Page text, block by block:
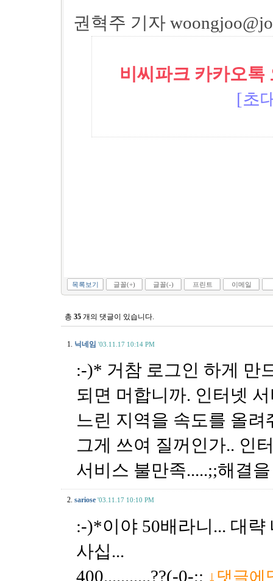
권혁주 기자
비씨파크 카카오톡
[초
목록보기 글꼴(+) 글꼴(-) 프린트 이메일
총 35 개의 댓글이 있습니다.
1. 닉네임 '03.11.17 10:14 PM
:-)* 거참 로그인 하게 만
되면 머합니까. 인터넷
느린 지역을 속도를 올려
그게 쓰여 질꺼인가.. 인
서비스 불만족.....;;해결
2. sariose '03.11.17 10:10 PM
:-)*이야 50배라니... 대략
사십...
400...........??(-0-;; ↓댓글에